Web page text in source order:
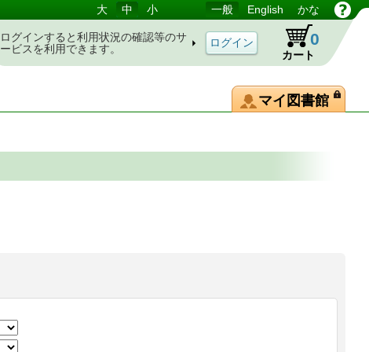
大 中 小 一般 English かな
ログインすると利用状況の確認等のサ
ービスを利用できます。
カート
0
マイ図書館